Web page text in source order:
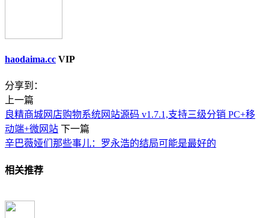
haodaima.cc VIP
分享到：
上一篇
良精商城网店购物系统网站源码 v1.7.1,支持三级分销 PC+移
动端+微网站 下一篇
辛巴薇娅们那些事儿：罗永浩的结局可能是最好的
相关推荐